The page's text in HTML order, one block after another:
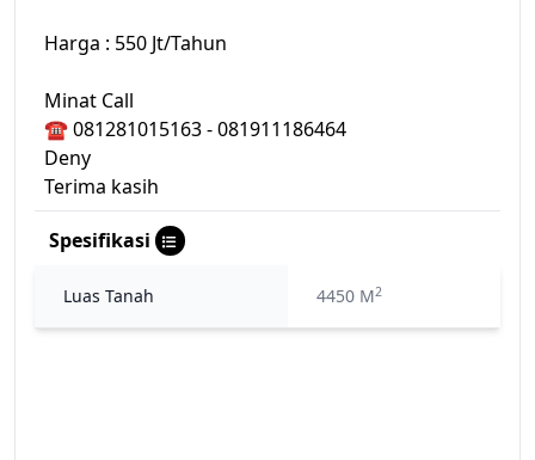
Harga : 550 Jt/Tahun
Minat Call
☎ 081281015163 - 081911186464
Deny
Terima kasih
Spesifikasi
Luas Tanah 4450 M2